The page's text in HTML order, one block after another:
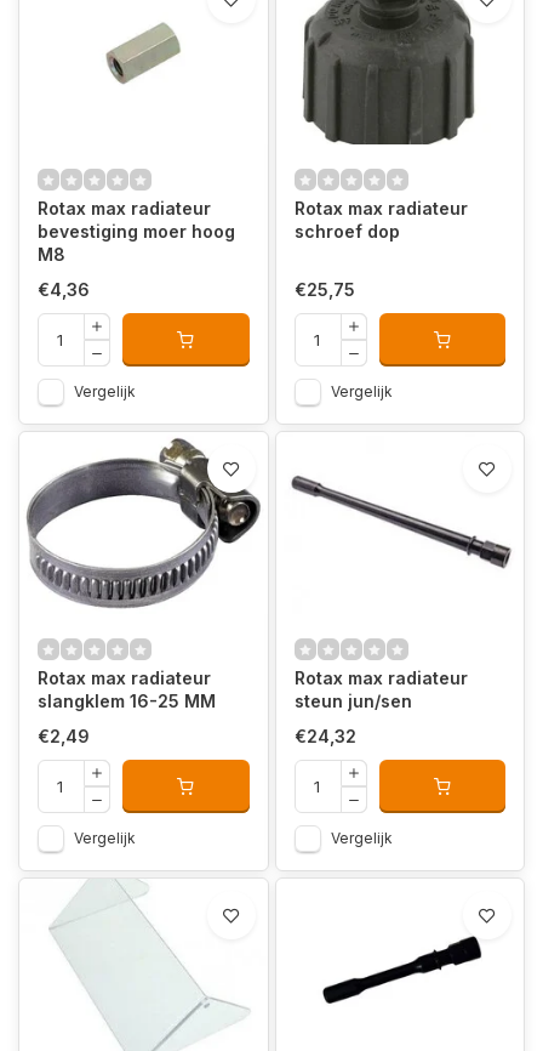
Rotax max radiateur
bevestiging moer hoog
M8
€4,36
Vergelijk
Rotax max radiateur
schroef dop
€25,75
Vergelijk
Rotax max radiateur
slangklem 16-25 MM
€2,49
Vergelijk
Rotax max radiateur
steun jun/sen
€24,32
Vergelijk